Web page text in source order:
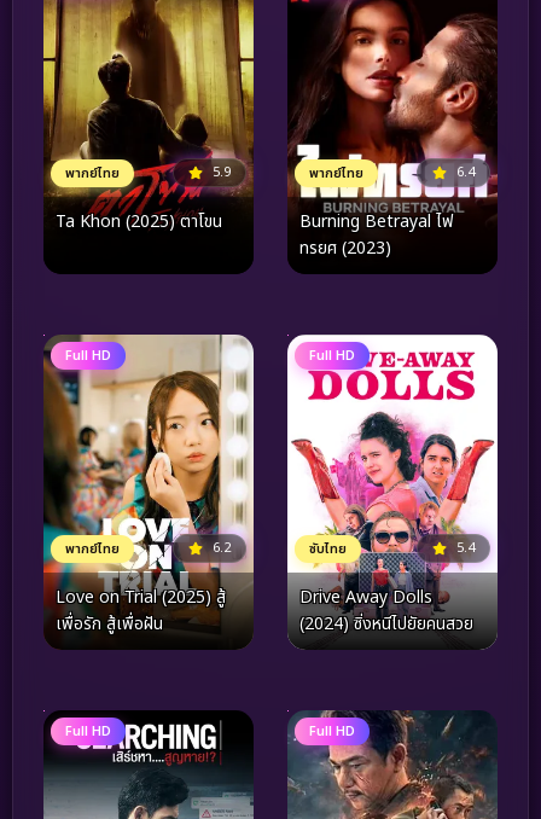
พากย์ไทย 5.9
Ta Khon (2025) ตาโขน
พากย์ไทย 6.4
Burning Betrayal ไฟ
ทรยศ (2023)
Full HD
พากย์ไทย 6.2
Love on Trial (2025) สู้
เพื่อรัก สู้เพื่อฝัน
Full HD
ซับไทย 5.4
Drive Away Dolls
(2024) ซิ่งหนีไปยัยคนสวย
Full HD Full HD